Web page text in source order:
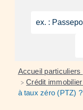
Accueil particuliers
> Crédit immobilier
à taux zéro (PTZ) ?